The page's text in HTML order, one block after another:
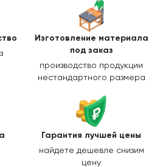
Изготовление материала
под заказ
производство продукции
нестандартного размера
Гарантия лучшей цены
найдете дешевле снизим
цену